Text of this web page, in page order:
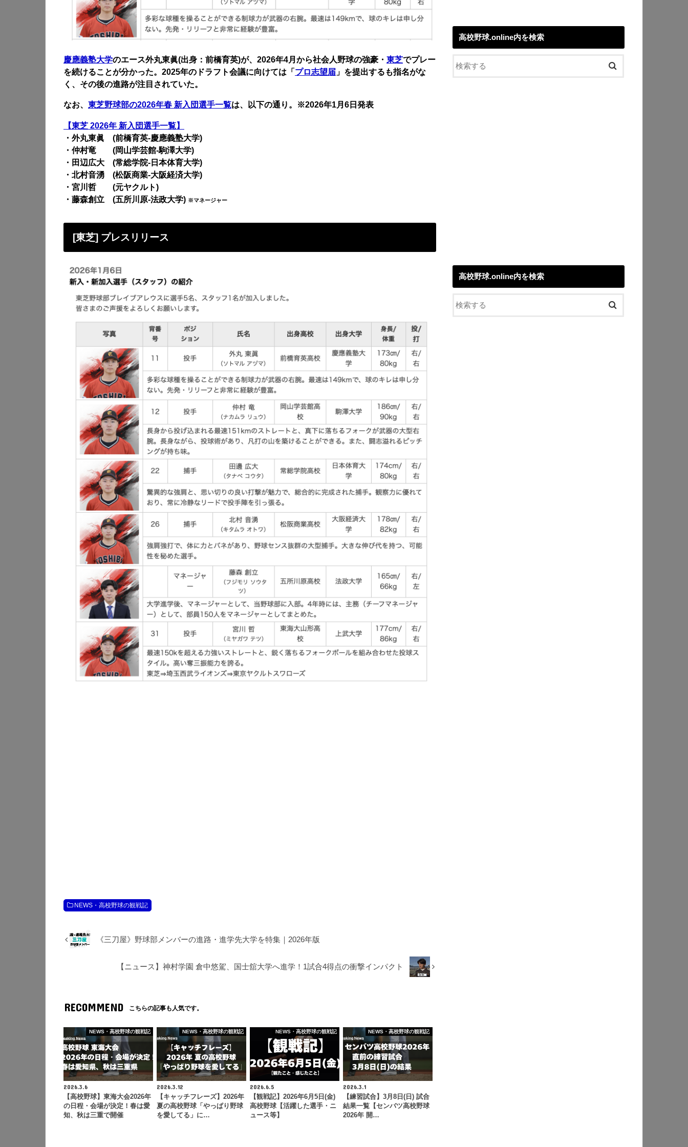
慶應義塾大学のエース外丸東眞(出身：前橋育英)が、2026年4月から社会人野球の強豪・ 東芝でプレー
を続けることが分かった。2025年のドラフト会議に向けては「プロ志望届 」を提出するも指名がな
く、その後の進路が注目されていた。
なお、 東芝野球部の2026年春 新入団選手一覧は、以下の通り。※2026年1月6日発表
【東芝 2026年 新入団選手一覧】
・外丸東眞 (前橋育英-慶應義塾大学)
・仲村竜 (岡山学芸館-駒澤大学)
・田辺広大 (常総学院-日本体育大学)
・北村音湧 (松阪商業-大阪経済大学)
・宮川哲 (元ヤクルト)
・藤森創立 (五所川原-法政大学) ※マネージャー
[東芝] プレスリリース
NEWS・高校野球の観戦記
《三刀屋》野球部メンバーの進路・進学先大学を特集｜2026年版
【ニュース】神村学園 倉中悠駕、国士舘大学へ進学！1試合4得点の衝撃インパクト
RECOMMEND こちらの記事も人気です。
NEWS・高校野球の観戦記
2026.3.6
【高校野球】東海大会2026年
の日程・会場が決定！春は愛
知、秋は三重で開催
NEWS・高校野球の観戦記
2026.3.12
【キャッチフレーズ】2026年
夏の高校野球「やっぱり野球
を愛してる」に…
NEWS・高校野球の観戦記
2026.6.5
【観戦記】2026年6月5日(金)
高校野球【活躍した選手・ニ
ュース等】
NEWS・高校野球の観戦記
2026.3.1
【練習試合】3月8日(日) 試合
結果一覧【センバツ高校野球
2026年 開…
高校野球.online内を検索
高校野球.online内を検索